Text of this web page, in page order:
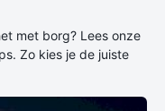
met borg? Lees onze
Zo kies je de juiste